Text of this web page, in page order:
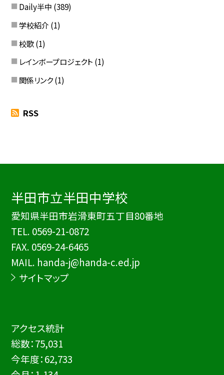
Daily半中 (389)
学校紹介 (1)
校歌 (1)
レインボープロジェクト (1)
関係リンク (1)
RSS
半田市立半田中学校
愛知県半田市岩滑東町五丁目80番地
TEL. 0569-21-0872
FAX. 0569-24-6465
MAIL. handa-j@handa-c.ed.jp
サイトマップ
アクセス統計
総数：75,031
今年度：62,733